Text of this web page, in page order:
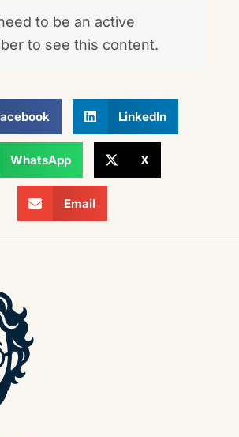
to be an active
to see this content.
LinkedIn
WhatsApp X
Email